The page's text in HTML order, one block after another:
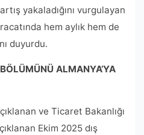
yakaladığını vurgulayan
hem aylık hem de
duyurdu.
ALMANYA’YA
ve Ticaret Bakanlığı
Ekim 2025 dış